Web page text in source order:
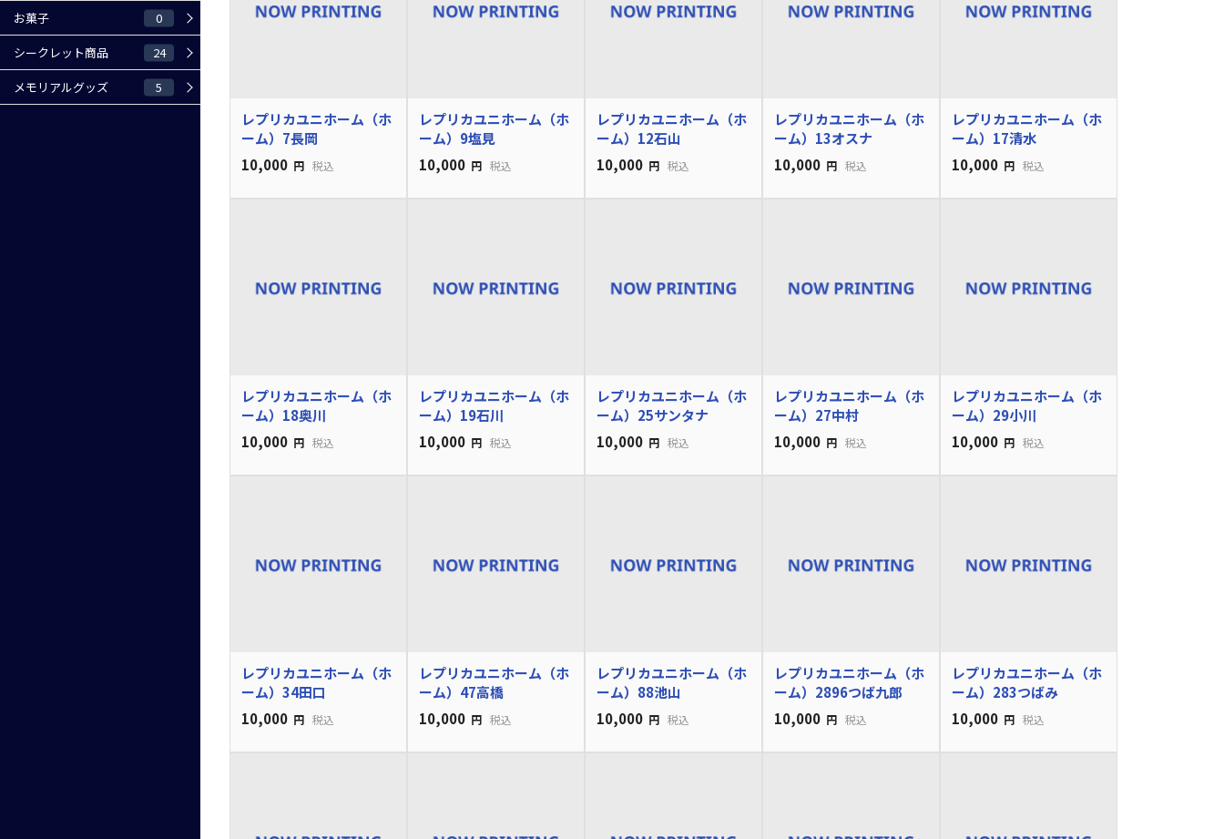
お菓子 0
シークレット商品 24
メモリアルグッズ 5
レプリカユニホーム（ホ
ーム）7長岡
10,000 円 税込
レプリカユニホーム（ホ
ーム）9塩見
10,000 円 税込
レプリカユニホーム（ホ
ーム）12石山
10,000 円 税込
レプリカユニホーム（ホ
ーム）13オスナ
10,000 円 税込
レプリカユニホーム（ホ
ーム）17清水
10,000 円 税込
レプリカユニホーム（ホ
ーム）18奥川
10,000 円 税込
レプリカユニホーム（ホ
ーム）19石川
10,000 円 税込
レプリカユニホーム（ホ
ーム）25サンタナ
10,000 円 税込
レプリカユニホーム（ホ
ーム）27中村
10,000 円 税込
レプリカユニホーム（ホ
ーム）29小川
10,000 円 税込
レプリカユニホーム（ホ
ーム）34田口
10,000 円 税込
レプリカユニホーム（ホ
ーム）47高橋
10,000 円 税込
レプリカユニホーム（ホ
ーム）88池山
10,000 円 税込
レプリカユニホーム（ホ
ーム）2896つば九郎
10,000 円 税込
レプリカユニホーム（ホ
ーム）283つばみ
10,000 円 税込